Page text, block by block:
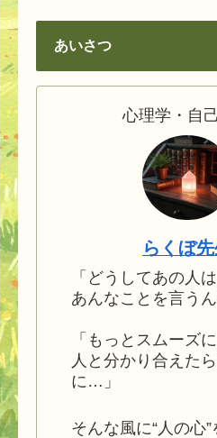
あいさつ
心理学・自
らくぼ
「どうしてあの人は
あんなことを言うん
「もっとスムーズに
人と分かり合えた
に…」
そんな風に“人の心”